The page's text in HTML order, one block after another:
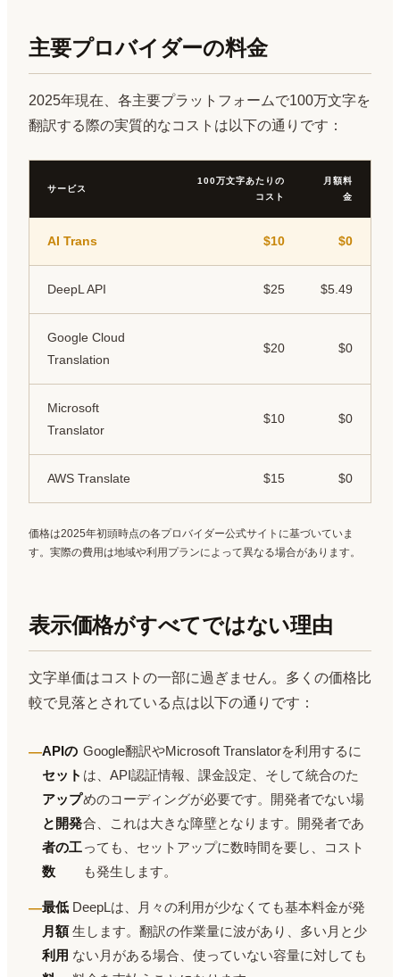
主要プロバイダーの料金
2025年現在、各主要プラットフォームで100万文字を
翻訳する際の実質的なコストは以下の通りです：
サービス
100万文字あたりの
コスト
月額料
金
AI Trans $10 $0
DeepL API $25 $5.49
Google Cloud
Translation
$20 $0
Microsoft
Translator
$10 $0
AWS Translate $15 $0
価格は2025年初頭時点の各プロバイダー公式サイトに基づいていま
す。実際の費用は地域や利用プランによって異なる場合があります。
表示価格がすべてではない理由
文字単価はコストの一部に過ぎません。多くの価格比
較で見落とされている点は以下の通りです：
APIの
セット
アップ
と開発
者の工
数
Google翻訳やMicrosoft Translatorを利用するに
は、API認証情報、課金設定、そして統合のた
めのコーディングが必要です。開発者でない場
合、これは大きな障壁となります。開発者であ
っても、セットアップに数時間を要し、コスト
も発生します。
最低
月額
利用
DeepLは、月々の利用が少なくても基本料金が発
生します。翻訳の作業量に波があり、多い月と少
ない月がある場合、使っていない容量に対しても